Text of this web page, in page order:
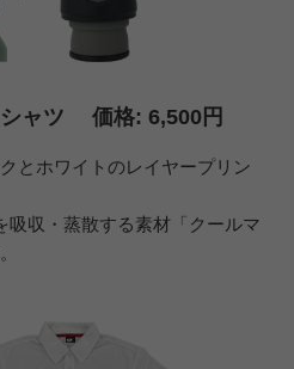
シャツ 価格: 6,500円
とホワイトのレイヤープリン
吸収・蒸散する素材「クールマ